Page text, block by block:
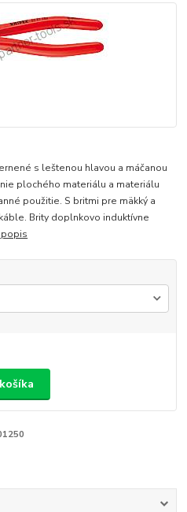
s leštenou hlavou a máčanou
plochého materiálu a materiálu
použitie. S britmi pre mäkký a
Brity doplnkovo induktívne